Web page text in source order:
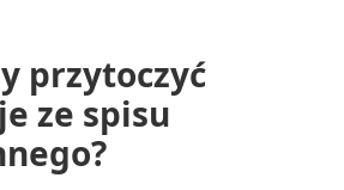
przytoczyć
ze spisu